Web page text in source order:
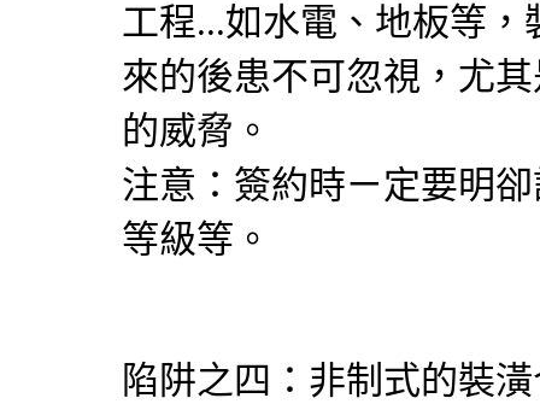
工程...如水電、地板等
來的後患不可忽視，尤
的威脅。
注意：簽約時ㄧ定要明
等級等。
陷阱之四：非制式的裝